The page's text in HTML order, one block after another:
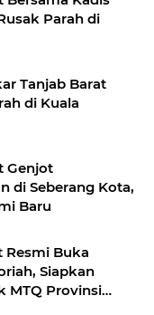
Parah di
Tanjab Barat
di Kuala
Genjot
di Seberang Kota,
Baru
Resmi Buka
Siapkan
MTQ Provinsi